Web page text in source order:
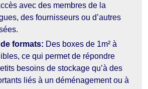
avec des membres de la
des fournisseurs ou d’autres
formats: Des boxes de 1m² à
ce qui permet de répondre
besoins de stockage qu’à des
liés à un déménagement ou à